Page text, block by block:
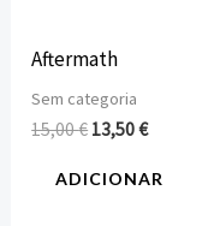
Aftermath
Sem categoria
15,00€ 13,50€
ADICIONAR